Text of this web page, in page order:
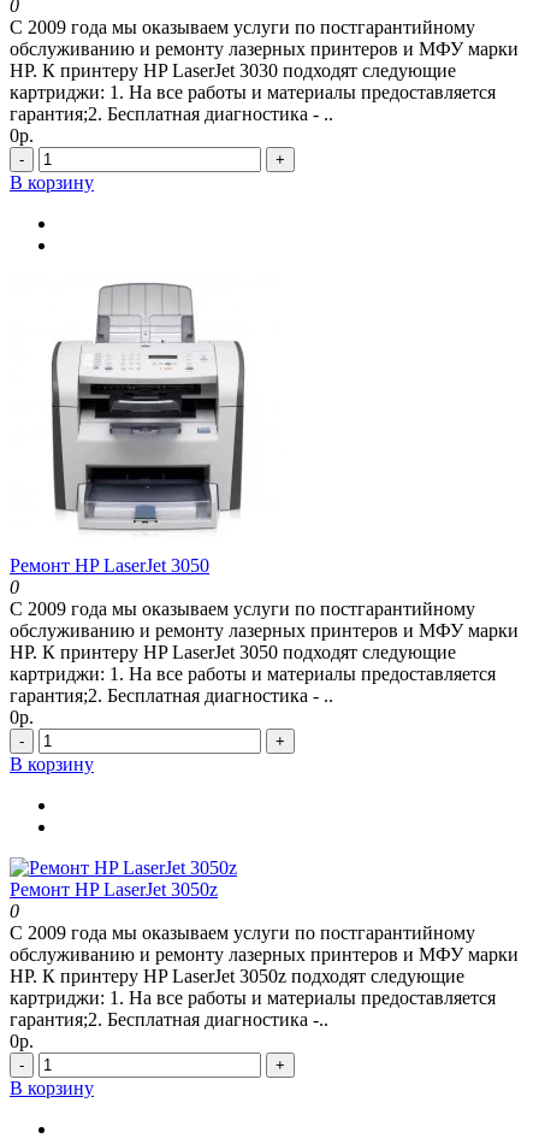
0
С 2009 года мы оказываем услуги по постгарантийному
обслуживанию и ремонту лазерных принтеров и МФУ марки
HP. К принтеру HP LaserJet 3030 подходят следующие
картриджи: 1. На все работы и материалы предоставляется
гарантия;2. Бесплатная диагностика - ..
0р.
- +
В корзину
Ремонт HP LaserJet 3050
0
С 2009 года мы оказываем услуги по постгарантийному
обслуживанию и ремонту лазерных принтеров и МФУ марки
HP. К принтеру HP LaserJet 3050 подходят следующие
картриджи: 1. На все работы и материалы предоставляется
гарантия;2. Бесплатная диагностика - ..
0р.
- +
В корзину
Ремонт HP LaserJet 3050z
0
С 2009 года мы оказываем услуги по постгарантийному
обслуживанию и ремонту лазерных принтеров и МФУ марки
HP. К принтеру HP LaserJet 3050z подходят следующие
картриджи: 1. На все работы и материалы предоставляется
гарантия;2. Бесплатная диагностика -..
0р.
- +
В корзину